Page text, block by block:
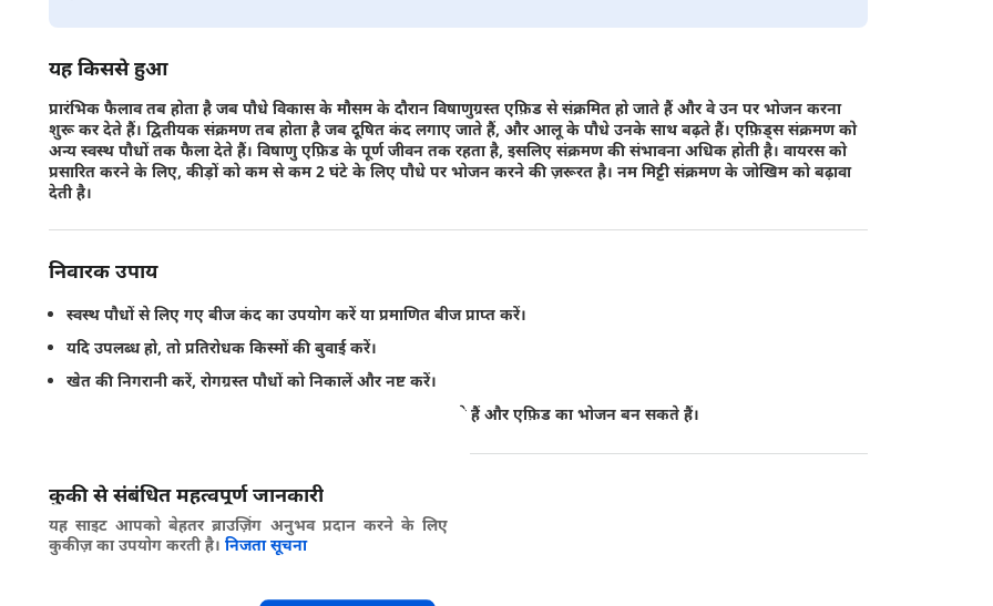
यह किससे हुआ
प्रारंभिक फैलाव तब होता है जब पौधे विकास के मौसम के दौरान विषाणुग्रस्त एफ़िड से संक्रमित हो जाते हैं और वे उन पर भोजन करना
शुरू कर देते हैं। द्वितीयक संक्रमण तब होता है जब दूषित कंद लगाए जाते हैं, और आलू के पौधे उनके साथ बढ़ते हैं। एफ़िड्स संक्रमण को
अन्य स्वस्थ पौधों तक फैला देते हैं। विषाणु एफ़िड के पूर्ण जीवन तक रहता है, इसलिए संक्रमण की संभावना अधिक होती है। वायरस को
प्रसारित करने के लिए, कीड़ों को कम से कम 2 घंटे के लिए पौधे पर भोजन करने की ज़रूरत है। नम मिट्टी संक्रमण के जोखिम को बढ़ावा
देती है।
निवारक उपाय
स्वस्थ पौधों से लिए गए बीज कंद का उपयोग करें या प्रमाणित बीज प्राप्त करें।
यदि उपलब्ध हो, तो प्रतिरोधक किस्मों की बुवाई करें।
खेत की निगरानी करें, रोगग्रस्त पौधों को निकालें और नष्ट करें।
उन स्वतः उगने वाले पौधों को नष्ट करें जो विषाणु के धारक हो सकते हैं और एफ़िड का भोजन बन सकते हैं।
साझा करें
कुकी से संबंधित महत्वपूर्ण जानकारी
यह साइट आपको बेहतर ब्राउज़िंग अनुभव प्रदान करने के लिए
कुकीज़ का उपयोग करती है। निजता सूचना